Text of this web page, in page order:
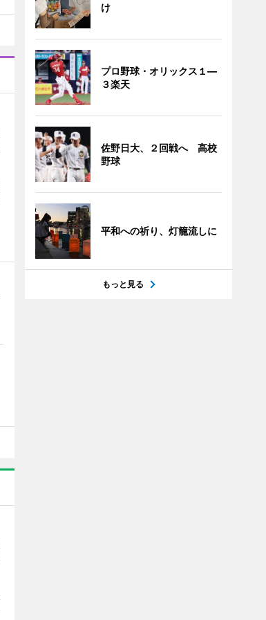
け
プロ野球・オリックス１―
３楽天
佐野日大、２回戦へ 高校
野球
平和への祈り、灯籠流しに
もっと見る